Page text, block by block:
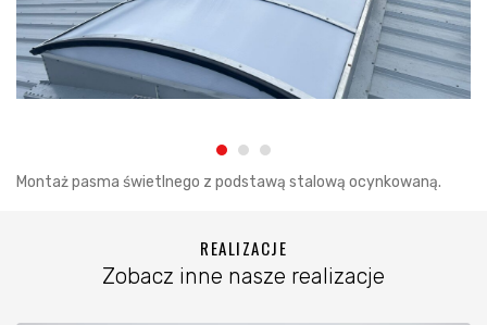
Montaż pasma świetlnego z podstawą stalową ocynkowaną.
REALIZACJE
Zobacz inne nasze realizacje